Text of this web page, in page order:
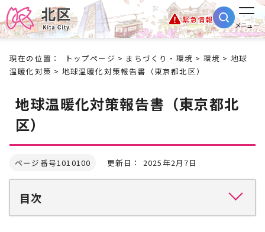
緊急情報
メニュー
現在の位置： トップページ > まちづくり・環境 > 環境 > 地球
温暖化対策 > 地球温暖化対策報告書（東京都北区）
地球温暖化対策報告書（東京都北
区）
ページ番号1010100 更新日： 2025年2月7日
目次